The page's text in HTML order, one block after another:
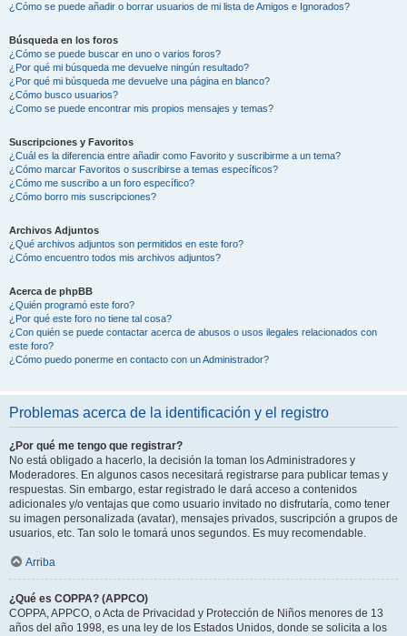
¿Cómo se puede añadir o borrar usuarios de mi lista de Amigos e Ignorados?
Búsqueda en los foros
¿Cómo se puede buscar en uno o varios foros?
¿Por qué mi búsqueda me devuelve ningún resultado?
¿Por qué mi búsqueda me devuelve una página en blanco?
¿Cómo busco usuarios?
¿Como se puede encontrar mis propios mensajes y temas?
Suscripciones y Favoritos
¿Cuál es la diferencia entre añadir como Favorito y suscribirme a un tema?
¿Cómo marcar Favoritos o suscribirse a temas específicos?
¿Cómo me suscribo a un foro específico?
¿Cómo borro mis suscripciones?
Archivos Adjuntos
¿Qué archivos adjuntos son permitidos en este foro?
¿Cómo encuentro todos mis archivos adjuntos?
Acerca de phpBB
¿Quién programó este foro?
¿Por qué este foro no tiene tal cosa?
¿Con quién se puede contactar acerca de abusos o usos ilegales relacionados con
este foro?
¿Cómo puedo ponerme en contacto con un Administrador?
Problemas acerca de la identificación y el registro
¿Por qué me tengo que registrar?
No está obligado a hacerlo, la decisión la toman los Administradores y
Moderadores. En algunos casos necesitará registrarse para publicar temas y
respuestas. Sin embargo, estar registrado le dará acceso a contenidos
adicionales y/o ventajas que como usuario invitado no disfrutaría, como tener
su imagen personalizada (avatar), mensajes privados, suscripción a grupos de
usuarios, etc. Tan solo le tomará unos segundos. Es muy recomendable.
Arriba
¿Qué es COPPA? (APPCO)
COPPA, APPCO, o Acta de Privacidad y Protección de Niños menores de 13
años del año 1998, es una ley de los Estados Unidos, donde se solicita a los